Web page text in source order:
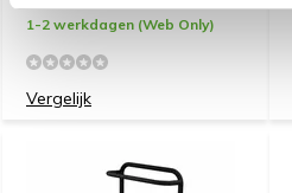
1-2 werkdagen (Web Only)
Vergelijk